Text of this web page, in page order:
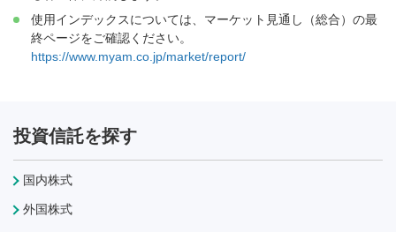
使用インデックスについては、マーケット見通し（総合）の最
終ページをご確認ください。
https://www.myam.co.jp/market/report/
投資信託を探す
国内株式
外国株式